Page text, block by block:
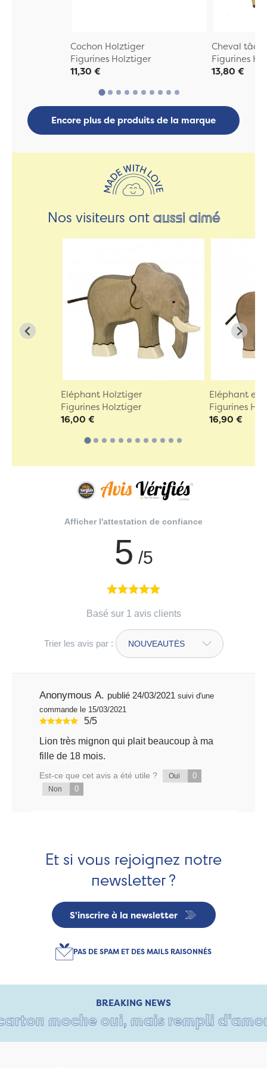
Cochon Holztiger
Figurines Holztiger
11,30 €
Cheval
Figurines
13,80 €
Encore plus de produits de la marque
Nos visiteurs ontaussi aimé
Eléphant Holztiger
Figurines Holztiger
16,00 €
Eléphant en
Figurines
16,90 €
Afficher l'attestation de confiance
5 /5
Basé sur 1 avis clients
Trier les avis par :
Anonymous A. publié 24/03/2021 suivi d'une
commande le 15/03/2021
5/5
Lion très mignon qui plait beaucoup à ma
fille de 18 mois.
Est-ce que cet avis a été utile ? Oui 0
Non 0
Et si vous rejoignez notre
newsletter ?
S'inscrire à la newsletter
PAS DE SPAM ET DES MAILS RAISONNÉS
BREAKING NEWS
moche oui, mais rempli d'amour